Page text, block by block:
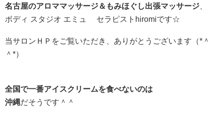
名古屋のアロママッサージ＆もみほぐし出張マッサージ
ボディ スタジオ エミュ セラピストhiromiです☆
当サロンＨＰをご覧いただき、ありがとうございます（*＾
＾*）
全国で一番アイスクリームを食べないのは
沖縄だそうです＾＾